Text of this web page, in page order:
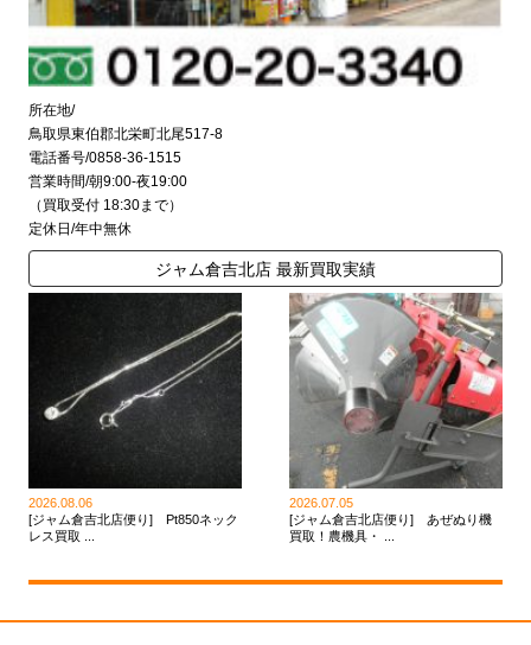
所在地/
鳥取県東伯郡北栄町北尾517-8
電話番号/0858-36-1515
営業時間/朝9:00-夜19:00
（買取受付 18:30まで）
定休日/年中無休
ジャム倉吉北店 最新買取実績
2026.08.06
[ジャム倉吉北店便り] Pt850ネック
レス買取 ...
2026.07.05
[ジャム倉吉北店便り] あぜぬり機
買取！農機具・ ...